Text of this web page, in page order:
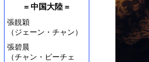
= 中国大陸 =
張靚穎
（ジェーン・チャン）
張碧晨
（チャン・ビーチェ